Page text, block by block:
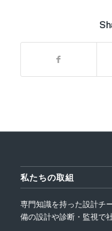
私たちの取組
専門知識を持った設計チ
備の設計や診断・監視で